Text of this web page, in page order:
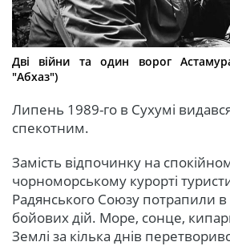
Дві війни та один ворог
"Абхаз")
Липень 1989-го в Сухумі
спекотним.
Замість відпочинку на
чорноморському курорті
Радянського Союзу потрапили в
бойових дій. Море, сонце,
Землі за кілька днів